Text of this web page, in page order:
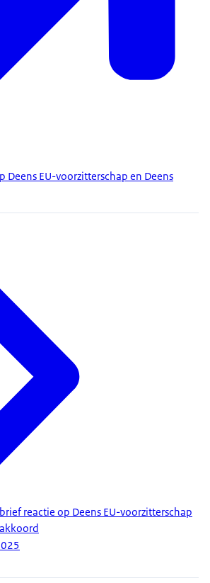
Deens EU-voorzitterschap en Deens
reactie op Deens EU-voorzitterschap